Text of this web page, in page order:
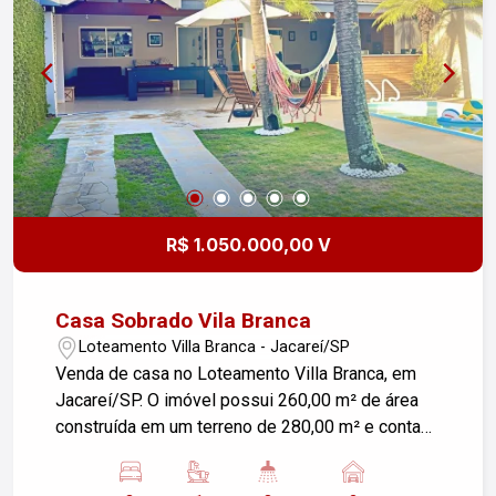
R$ 1.050.000,00 V
Casa Sobrado Vila Branca
Loteamento Villa Branca - Jacareí/SP
Venda de casa no Loteamento Villa Branca, em
Jacareí/SP. O imóvel possui 260,00 m² de área
construída em um terreno de 280,00 m² e conta
oferece ambientes amplos e confortáveis, além